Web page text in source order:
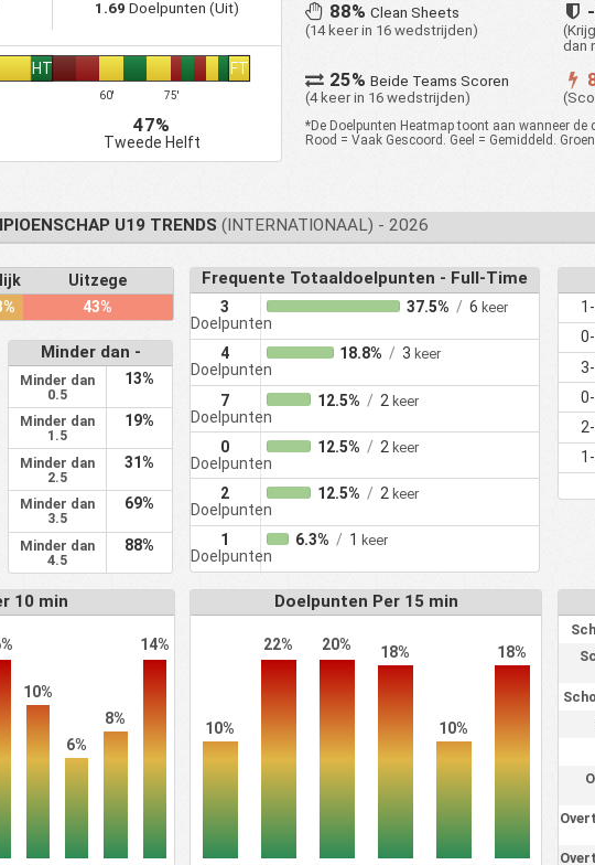
1.69 Doelpunten (Uit)
HT
60' 75'
FT
47%
Tweede Helft
88%Clean Sheets
(14 keer in 16 wedstrijden)
dan
25%Beide Teams Scoren
(4 keer in 16 wedstrijden)
*De Doelpunten Heatmap toont aan wanneer
Rood = Vaak Gescoord. Geel = Gemiddeld.
U19 TRENDS (INTERNATIONAAL) - 2026
Uitzege
43%
Minder dan -
Minder dan
0.5
13%
Minder dan
1.5
19%
Minder dan
2.5
31%
Minder dan
3.5
69%
Minder dan
4.5
88%
Frequente Totaaldoelpunten - Full-Time
3
Doelpunten
37.5% / 6 keer
4
Doelpunten
18.8% / 3keer
7
Doelpunten
12.5% / 2 keer
0
Doelpunten
12.5% / 2 keer
2
Doelpunten
12.5% / 2 keer
1
Doelpunten
6.3% / 1 keer
10 min
10%
6%
8%
14%
Doelpunten Per 15 min
10%
22% 20% 18%
10%
18%